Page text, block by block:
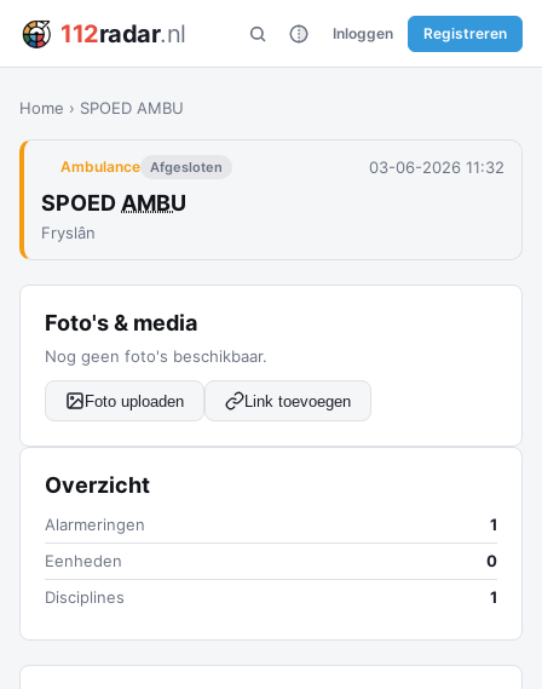
112radar.nl Inloggen Registreren
Home › SPOED AMBU
Ambulance Afgesloten 03-06-2026 11:32
SPOED AMBU
Fryslân
Foto's & media
Nog geen foto's beschikbaar.
Foto uploaden Link toevoegen
Overzicht
Alarmeringen
1
Eenheden
0
Disciplines
1